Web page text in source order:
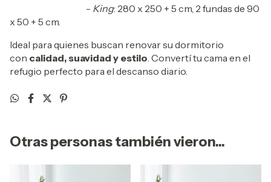
- King: 280 x 250 + 5 cm, 2 fundas de 90
x 50 + 5 cm.
Ideal para quienes buscan renovar su dormitorio
con calidad, suavidad y estilo. Convertí tu cama en el
refugio perfecto para el descanso diario.
Otras personas también vieron...